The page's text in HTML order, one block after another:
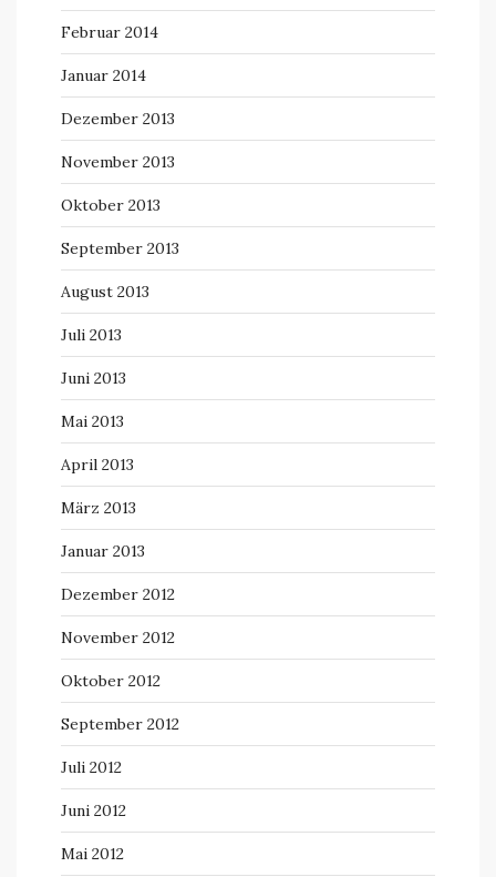
Februar 2014
Januar 2014
Dezember 2013
November 2013
Oktober 2013
September 2013
August 2013
Juli 2013
Juni 2013
Mai 2013
April 2013
März 2013
Januar 2013
Dezember 2012
November 2012
Oktober 2012
September 2012
Juli 2012
Juni 2012
Mai 2012